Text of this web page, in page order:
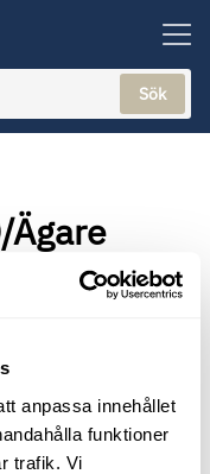
anpassa innehållet
funktioner
trafik. Vi
Sök
Ägare